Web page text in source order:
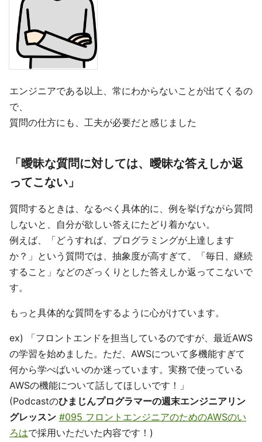
エンジニアである以上、常にわからないことが出てくるの
で、
質問の仕方にも、工夫が必要だと感じました
「曖昧な質問に対しては、曖昧な答えしか返
ってこない」
質問するときは、なるべく具体的に、例を挙げながら質問
しないと、自分が欲しい答えにたどり着かない。
例えば、「どうすれば、プログラミングが上達します
か？」という質問では、抽象度が高すぎて、「毎日、継続
すること」などのざっくりとした答えしか返ってこないで
す。
もっと具体的な質問をするように心がけています。
ex) 「フロントエンドを担当しているのですが、最近AWS
の学習を始めました。ただ、AWSについて多機能すぎて
何から学べばいいのか迷っています。実務で使っている
AWSの機能について話してほしいです！」
(Podcastのひまじんプログラマーの週末エンジニアリン
グレッスン #095 フロントエンジニアのためのAWSのい
ろはで採用いただいた内容です！)